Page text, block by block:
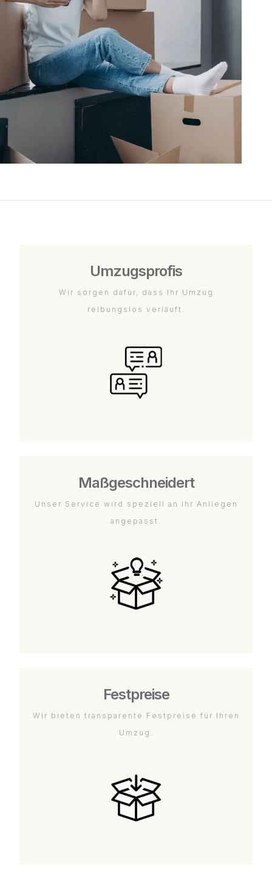
Umzugsprofis
Wir sorgen dafür, dass Ihr Umzug
reibungslos verläuft.
Maßgeschneidert
Unser Service wird speziell an Ihr Anliegen
angepasst.
Festpreise
Wir bieten transparente Festpreise für Ihren
Umzug.